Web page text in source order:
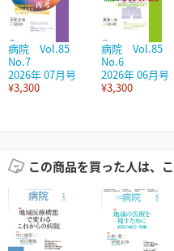
病院 Vol.85
No.7
2026年 07月号
¥3,300
病院 Vol.85
No.6
2026年 06月号
¥3,300
この商品を買った人は、